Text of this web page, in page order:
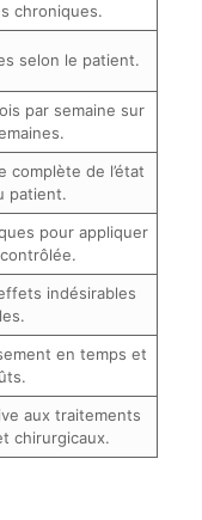
chroniques.
selon le patient.
par semaine sur
complète de l’état
patient.
pour appliquer
indésirables
en temps et
aux traitements
chirurgicaux.